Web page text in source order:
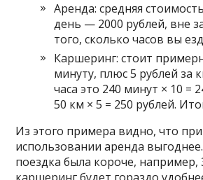
Аренда: средняя
день — 2000 рублей, вне
того, сколько часов вы
Каршеринг: стоит
минуту, плюс 5 рублей за
часа это 240 минут × 10 =
50 км × 5 = 250 рублей.
Из этого примера видно, что
использовании аренда
поездка была короче, например,